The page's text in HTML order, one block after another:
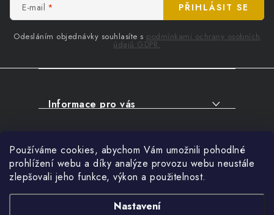
Používáme cookies, abychom Vám umožnili pohodlné
prohlížení webu a díky analýze provozu webu neustále
zlepšovali jeho funkce, výkon a použitelnost.
Nastavení
E-mail
Odesláním objednávky souhlasíte s podmínkami ochrany osobních
údajů GDPR.
PŘIHLÁSIT SE
Informace pro vás
SERVIS
FIRMY, ŠKOLY, PARTNEŘI
ARTHAS MAGAZÍN
Facebook
Přihlášení